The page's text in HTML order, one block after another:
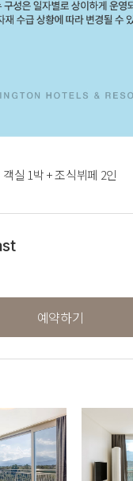
객실 1박 + 조식뷔페 2인
예약하기